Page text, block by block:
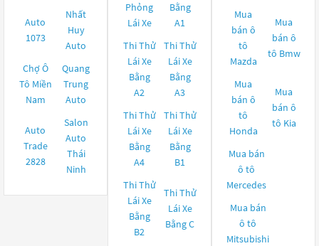
Auto
1073
Nhất
Huy
Auto
Chợ Ô
Tô Miền
Nam
Quang
Trung
Auto
Auto
Trade
2828
Salon
Auto
Thái
Ninh
Phỏng
Lái Xe
Bằng
A1
Thi Thử
Lái Xe
Bằng
A2
Thi Thử
Lái Xe
Bằng
A3
Thi Thử
Lái Xe
Bằng
A4
Thi Thử
Lái Xe
Bằng
B1
Thi Thử
Lái Xe
Bằng
B2
Thi Thử
Lái Xe
Bằng C
Mua
bán ô
tô
Mazda
Mua
bán ô
tô Bmw
Mua
bán ô
tô
Honda
Mua
bán ô
tô Kia
Mua bán
ô tô
Mercedes
Mua bán
ô tô
Mitsubishi